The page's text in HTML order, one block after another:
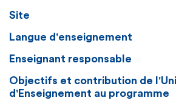
Site
Langue d'enseignement
Enseignant responsable
Objectifs et contribution de
d'Enseignement au programme